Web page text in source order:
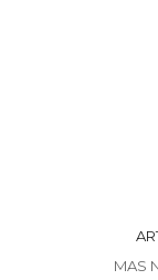
MAS